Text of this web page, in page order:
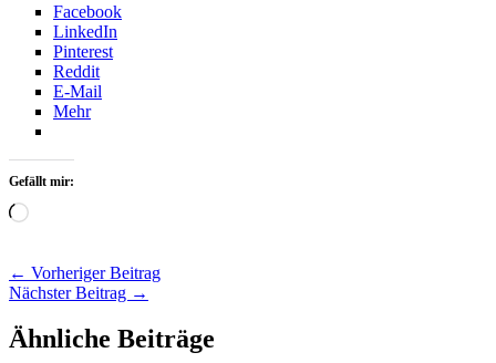
Facebook
LinkedIn
Pinterest
Reddit
E-Mail
Mehr
Gefällt mir:
Wird
← Vorheriger Beitrag
Nächster Beitrag →
Ähnliche Beiträge